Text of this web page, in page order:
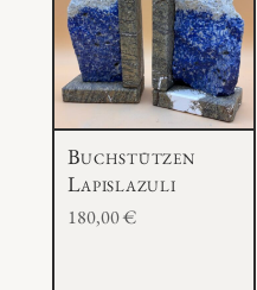
Buchstützen
Lapislazuli
180,00€